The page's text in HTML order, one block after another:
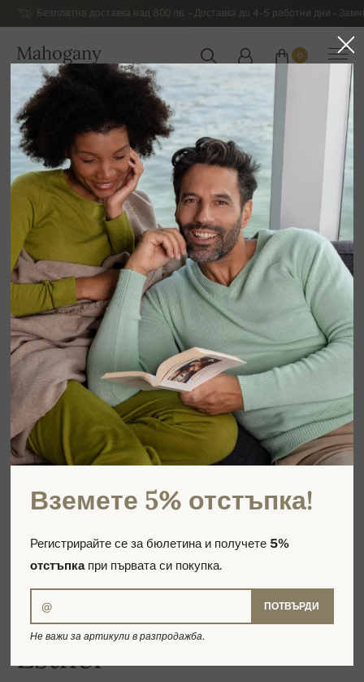
Безплатна доставка над 800 лв. – Доставка до 4-5 работни дни –
Mahogany
БЪЛГАРИЯ
0
Начална страница
Луксозни дамски дрехи от кашмиp
Дамски дрехи от Duvet
Esther
Вземете 5% отстъпка!
Регистрирайте се за бюлетина и получете5%
отстъпкапри първата си покупка.
ПОТВЪРДИ
Не важи за артикули в разпродажба.